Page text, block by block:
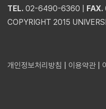
TEL. 02-6490-6360 | FAX.
COPYRIGHT 2015
개인정보처리방침 이용약관